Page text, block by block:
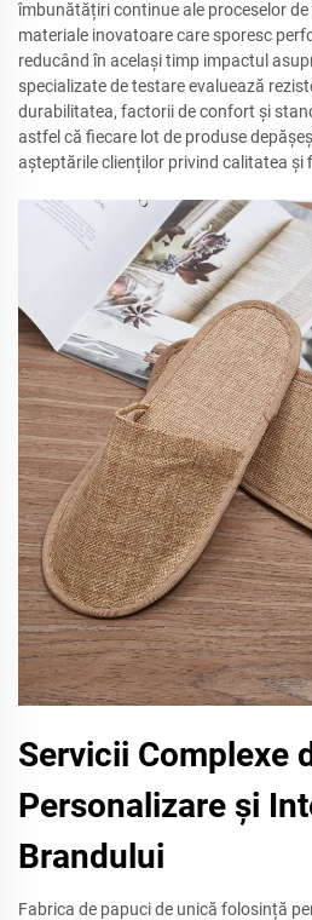
îmbunătățiri continue ale proceselor
materiale inovatoare care sporesc
reducând în același timp impactul
specializate de testare evaluează
durabilitatea, factorii de confort și
astfel că fiecare lot de produse
așteptările clienților privind calitatea și
Servicii Complexe
Personalizare și
Brandului
Fabrica de papuci de unică folosință